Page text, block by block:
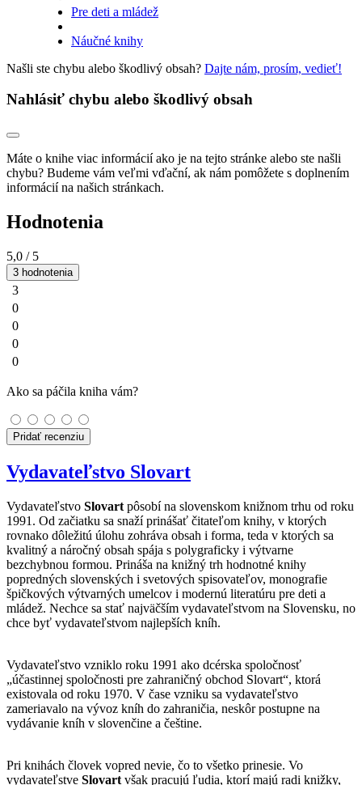
Pre deti a mládež
Náučné knihy
Našli ste chybu alebo škodlivý obsah? Dajte nám, prosím, vedieť!
Nahlásiť chybu alebo škodlivý obsah
Máte o knihe viac informácií ako je na tejto stránke alebo ste našli
chybu? Budeme vám veľmi vďační, ak nám pomôžete s doplnením
informácií na našich stránkach.
Hodnotenia
5,0 / 5
3 hodnotenia
3
0
0
0
0
Ako sa páčila kniha vám?
Pridať recenziu
Vydavateľstvo Slovart
Vydavateľstvo Slovart pôsobí na slovenskom knižnom trhu od roku
1991. Od začiatku sa snaží prinášať čitateľom knihy, v ktorých
rovnako dôležitú úlohu zohráva obsah i forma, teda v ktorých sa
kvalitný a náročný obsah spája s polygraficky i výtvarne
bezchybnou formou. Prináša na knižný trh hodnotné knihy
popredných slovenských i svetových spisovateľov, monografie
špičkových výtvarných umelcov i modernú literatúru pre deti a
mládež. Nechce sa stať najväčším vydavateľstvom na Slovensku, no
chce byť vydavateľstvom najlepších kníh.
Vydavateľstvo vzniklo roku 1991 ako dcérska spoločnosť
„účastinnej spoločnosti pre zahraničný obchod Slovart“, ktorá
existovala od roku 1970. V čase vzniku sa vydavateľstvo
zameriavalo na vývoz kníh do zahraničia, neskôr postupne na
vydávanie kníh v slovenčine a češtine.
Pri knihách človek vopred nevie, čo to všetko prinesie. Vo
vydavateľstve Slovart však pracujú ľudia, ktorí majú radi knižky,